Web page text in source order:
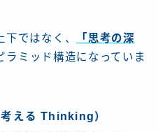
ではなく、
「思考の深
ラミッド構造になっていま
える Thinking）